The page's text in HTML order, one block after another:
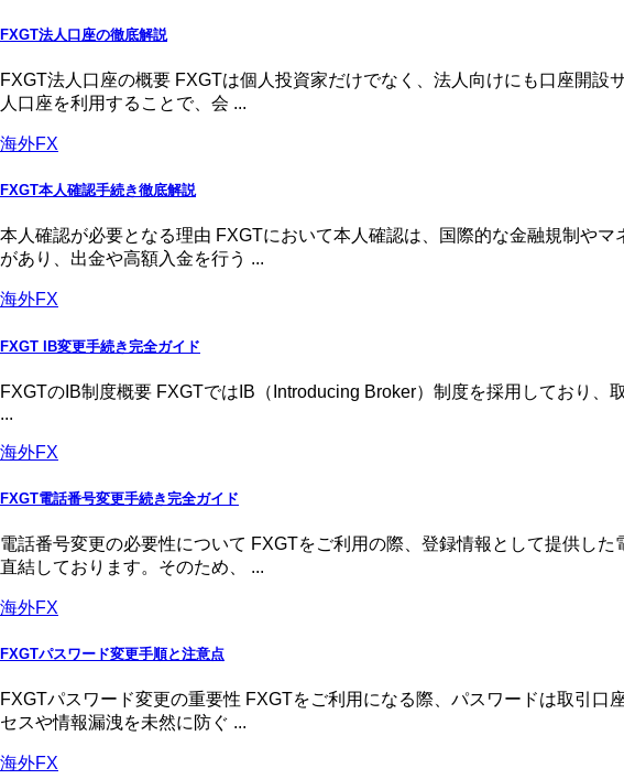
FXGT法人口座の徹底解説
FXGT法人口座の概要 FXGTは個人投資家だけでなく、法人向けにも口座開
人口座を利用することで、会 ...
海外FX
FXGT本人確認手続き徹底解説
本人確認が必要となる理由 FXGTにおいて本人確認は、国際的な金融規制や
があり、出金や高額入金を行う ...
海外FX
FXGT IB変更手続き完全ガイド
FXGTのIB制度概要 FXGTではIB（Introducing Broker）制度を採用しており
...
海外FX
FXGT電話番号変更手続き完全ガイド
電話番号変更の必要性について FXGTをご利用の際、登録情報として提供し
直結しております。そのため、 ...
海外FX
FXGTパスワード変更手順と注意点
FXGTパスワード変更の重要性 FXGTをご利用になる際、パスワードは取引
セスや情報漏洩を未然に防ぐ ...
海外FX